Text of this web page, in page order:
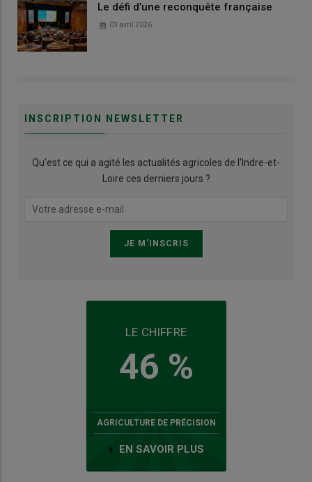
Le défi d’une reconquête française
03 avril 2026
INSCRIPTION NEWSLETTER
Qu’est ce qui a agité les actualités agricoles de l'Indre-et-
Loire ces derniers jours ?
LE CHIFFRE
46 %
AGRICULTURE DE PRÉCISION
EN SAVOIR PLUS